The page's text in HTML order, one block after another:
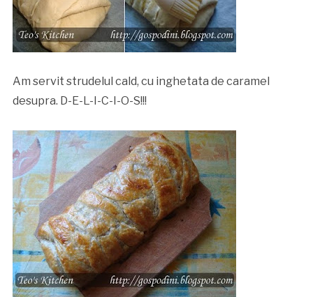
Am servit strudelul cald, cu inghetata de caramel
desupra. D-E-L-I-C-I-O-S!!!